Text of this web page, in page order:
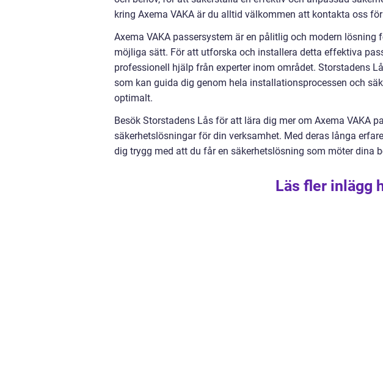
kring Axema VAKA är du alltid välkommen att kontakta oss
Axema VAKA passersystem är en pålitlig och modern
möjliga sätt. För att utforska och installera detta effektiva
professionell hjälp från experter inom området. Storstadens
som kan guida dig genom hela installationsprocessen och
optimalt.
Besök Storstadens Lås för att lära dig mer om Axema VAKA
säkerhetslösningar för din verksamhet. Med deras långa
dig trygg med att du får en säkerhetslösning som möter dina
Läs fler inlägg